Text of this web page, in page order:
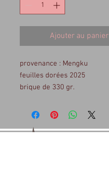
Ajouter au panier
provenance : Mengku
feuilles dorées 2025
brique de 330 gr.